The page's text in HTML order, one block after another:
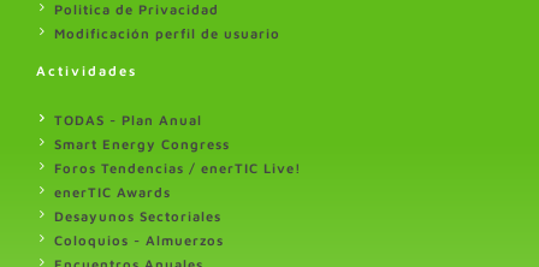
Politica de Privacidad
Modificación perfil de usuario
Actividades
TODAS - Plan Anual
Smart Energy Congress
Foros Tendencias / enerTIC Live!
enerTIC Awards
Desayunos Sectoriales
Coloquios - Almuerzos